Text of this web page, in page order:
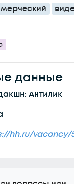
данные
Антилик
hh.ru/vacancy/